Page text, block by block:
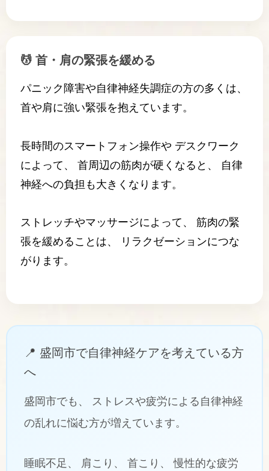
💆 首・肩の緊張を緩める
パニック障害や自律神経失調症の方の多くは、
首や肩に強い緊張を抱えています。
長時間のスマートフォン操作や デスクワーク
によって、 首周辺の筋肉が硬くなると、 自律
神経への負担も大きくなります。
ストレッチやマッサージによって、 筋肉の緊
張を緩めることは、 リラクゼーションにつな
がります。
📍 盛岡市で自律神経ケアを考えている方
へ
盛岡市でも、 ストレスや疲労による自律神経
の乱れに悩む方が増えています。
睡眠不足、 肩こり、 首こり、 慢性的な疲労